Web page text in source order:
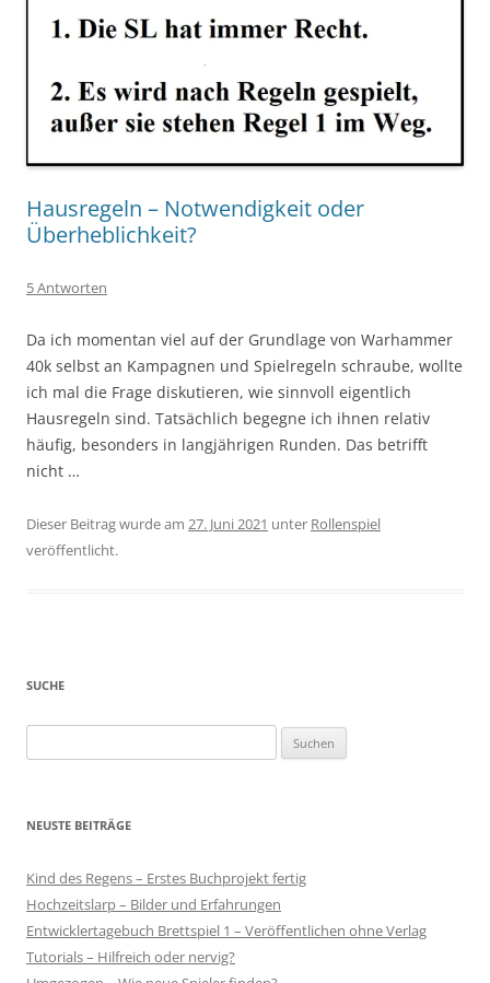
Hausregeln – Notwendigkeit oder
Überheblichkeit?
5 Antworten
Da ich momentan viel auf der Grundlage von Warhammer
40k selbst an Kampagnen und Spielregeln schraube, wollte
ich mal die Frage diskutieren, wie sinnvoll eigentlich
Hausregeln sind. Tatsächlich begegne ich ihnen relativ
häufig, besonders in langjährigen Runden. Das betrifft
nicht …
Dieser Beitrag wurde am 27. Juni 2021 unter Rollenspiel
veröffentlicht.
SUCHE
nach:
NEUSTE BEITRÄGE
Kind des Regens – Erstes Buchprojekt fertig
Hochzeitslarp – Bilder und Erfahrungen
Entwicklertagebuch Brettspiel 1 – Veröffentlichen ohne Verlag
Tutorials – Hilfreich oder nervig?